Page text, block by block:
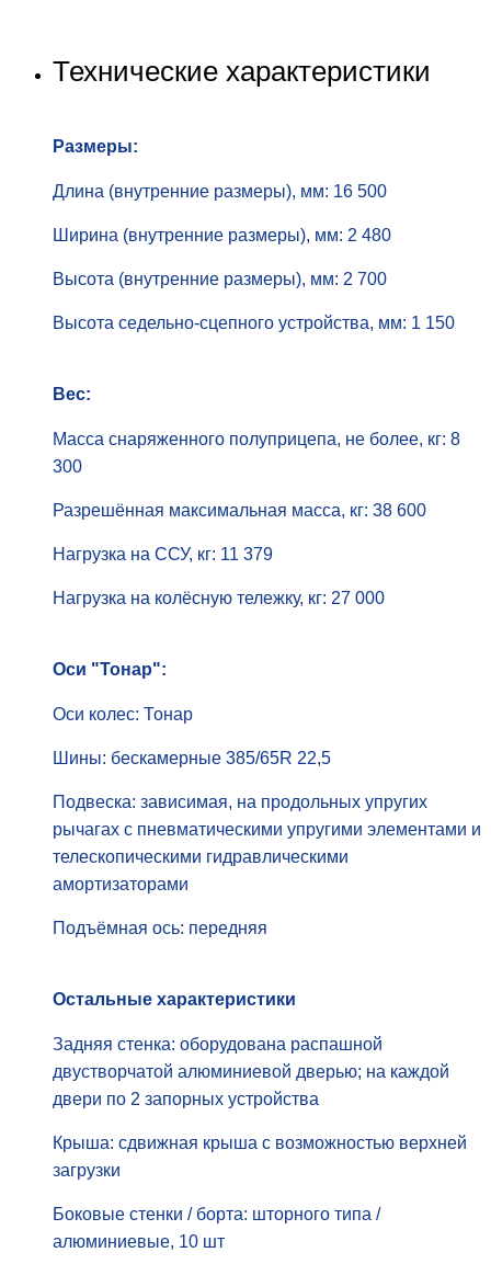
Технические характеристики
Размеры:
Длина (внутренние размеры), мм: 16 500
Ширина (внутренние размеры), мм: 2 480
Высота (внутренние размеры), мм: 2 700
Высота седельно-сцепного устройства, мм: 1 150
Вес:
Масса снаряженного полуприцепа, не более, кг: 8
300
Разрешённая максимальная масса, кг: 38 600
Нагрузка на ССУ, кг: 11 379
Нагрузка на колёсную тележку, кг: 27 000
Оси "Тонар":
Оси колес: Тонар
Шины: бескамерные 385/65R 22,5
Подвеска: зависимая, на продольных упругих
рычагах с пневматическими упругими элементами и
телескопическими гидравлическими
амортизаторами
Подъёмная ось: передняя
Остальные характеристики
Задняя стенка: оборудована распашной
двустворчатой алюминиевой дверью; на каждой
двери по 2 запорных устройства
Крыша: сдвижная крыша с возможностью верхней
загрузки
Боковые стенки / борта: шторного типа /
алюминиевые, 10 шт